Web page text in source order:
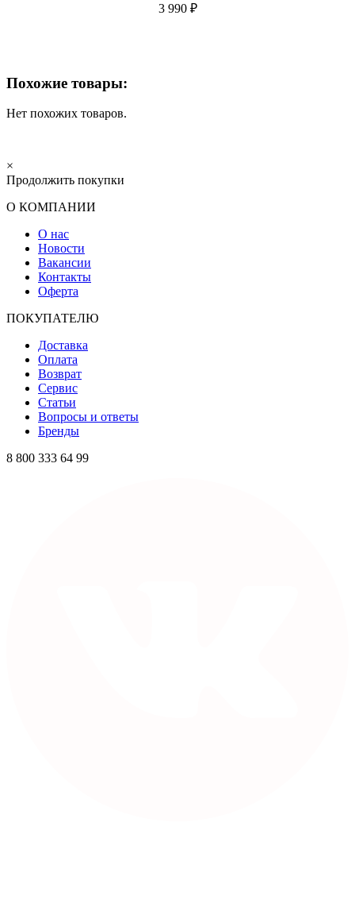
3 990 ₽
Похожие товары:
Нет похожих товаров.
×
Продолжить покупки
О КОМПАНИИ
О нас
Новости
Вакансии
Контакты
Оферта
ПОКУПАТЕЛЮ
Доставка
Оплата
Возврат
Сервис
Статьи
Вопросы и ответы
Бренды
8 800 333 64 99